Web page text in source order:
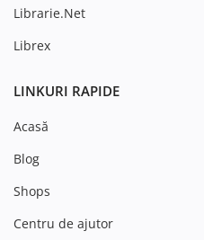
Librarie.Net
Librex
LINKURI RAPIDE
Acasă
Blog
Shops
Centru de ajutor